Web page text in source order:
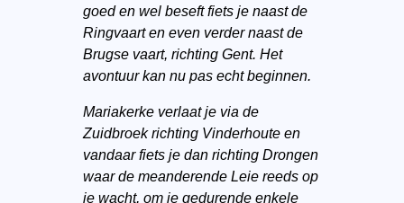
goed en wel beseft fiets je naast de
Ringvaart en even verder naast de
Brugse vaart, richting Gent. Het
avontuur kan nu pas echt beginnen.
Mariakerke verlaat je via de
Zuidbroek richting Vinderhoute en
vandaar fiets je dan richting Drongen
waar de meanderende Leie reeds op
je wacht, om je gedurende enkele